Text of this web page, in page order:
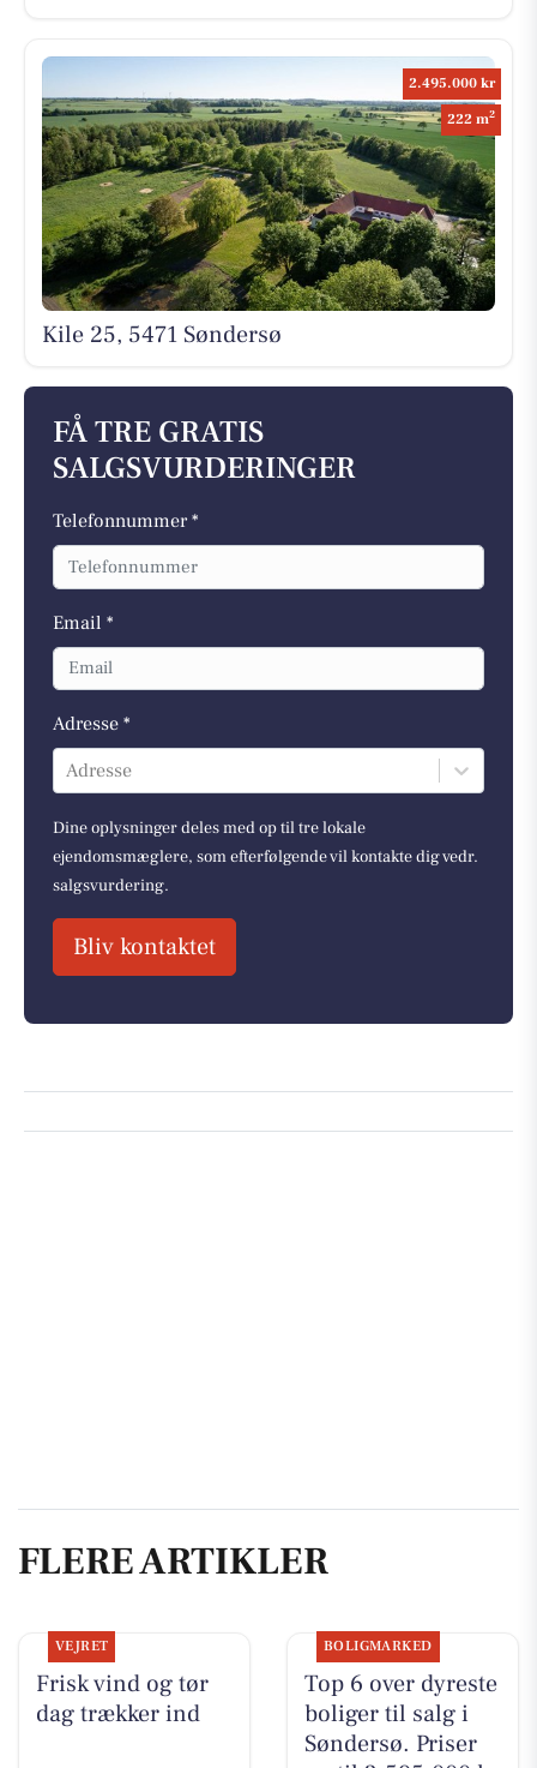
2.495.000 kr
222 m2
Kile 25, 5471 Søndersø
FÅ TRE GRATIS
SALGSVURDERINGER
Telefonnummer *
Email *
Adresse *
Adresse
Dine oplysninger deles med op til tre lokale
ejendomsmæglere, som efterfølgende vil kontakte dig vedr.
salgsvurdering.
Bliv kontaktet
FLERE ARTIKLER
VEJRET
Frisk vind og tør
dag trækker ind
BOLIGMARKED
Top 6 over dyreste
boliger til salg i
Søndersø. Priser